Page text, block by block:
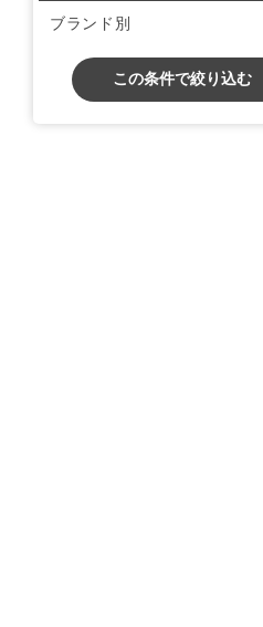
ブランド別
この条件で絞り込む